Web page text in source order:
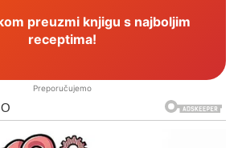
preuzmi knjigu s najboljim
receptima!
Preporučujemo